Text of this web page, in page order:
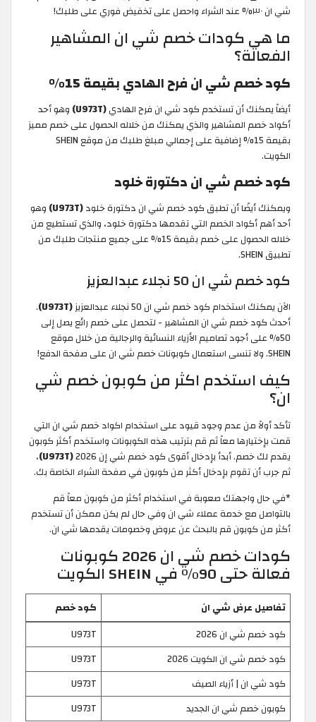
شي ان ٣٠% عند الشراء واحصل على تخفيض فوري على طلبك!
ما هي كودات خصم شي ان المشاهير
الفعالة؟
كود خصم شي ان فرح الهادي بقيمة 15%
أيضاً يمكنك أن تستخدم كود شي ان فرح الهادي(U973T)
وهو أحد
أكواد خصم المشاهير والذي يمكنك من خلاله الحصول على خصم مميز
بقيمة 15% إضافية على إجمالي مبلغ طلبك من موقع SHEIN
الكويت.
كود خصم شي ان دكتورة خلود
ويمكنك أيضًا أن تطبق كود خصم شي ان دكتورة خلود(U973T)
وهو
أحد أهم أكواد الخصم التي تقدمها دكتورة خلود، والذي تستطيع من
خلاله الحصول على خصم بقيمة 15% على جميع منتجات طلبك من
تطبيق SHEIN.
كود خصم شي ان 50 نجلاء عبدالعزيز
الآن يمكنك استخدام كود خصم شي ان 50 نجلاء عبدالعزيز (U973T)
.
أحدث كود خصم شي ان المشاهير - لتحصل على خصم رائع يصل إلى
50% على أجود تصاميم الأزياء النسائية والرجالية من خلال موقع
SHEIN. ولا تنسى استعمال كوبونات خصم شي ان على صفحة الدفع!
كيف استخدم اكثر من كوبون خصم شي
ان؟
تأكد أولاً من عدم وجود قيود على استخدام اكواد خصم شي ان التي
قمت بإختيارها معاً ثم قم بترتيب هذه الكوبونات واستخدم أكثر كوبون
يقدم لك خصم. أبدأ بإدخال أقوى كود خصم شي إن 2026
(U973T)
،
ثم جرب أن تقوم بإدخال أكثر من كوبون في صفحة الشراء الخاصة بك.
*في حال واجهتك صعوبة في استخدام أكثر من كوبون معاً قم
بالتواصل مع خدمة عملاء شي ان وفي حال لم يكن ممكن أن تستخدم
أكثر من كوبون قم بالبحث عن عروض وخصومات يقدمها شي ان.
كودات خصم شي ان 2026 كوبونات
فعالة حتى 90% في SHEIN الكويت
تفاصيل عرض شي ان
كود خصم
كود خصم شي ان 2026
U973T
كود خصم شي ان الكويت 2026
U973T
كود شي ان | أزياء الصيف
U973T
كوبون خصم شي ان الجديد
U973T